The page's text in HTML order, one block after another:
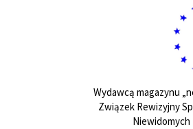
Wydawcą magazynu
Związek Rewizyjny
Niewidomych